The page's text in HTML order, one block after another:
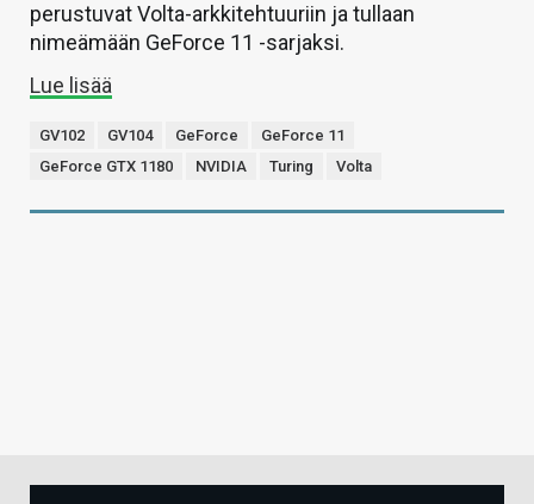
perustuvat Volta-arkkitehtuuriin ja tullaan
nimeämään GeForce 11 -sarjaksi.
Lue lisää
GV102 GV104 GeForce
GeForce 11
GeForce GTX 1180
NVIDIA Turing Volta